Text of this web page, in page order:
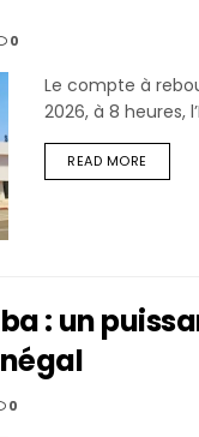
0
Le compte à
2026, à 8 heures,
READ MORE
: un
0